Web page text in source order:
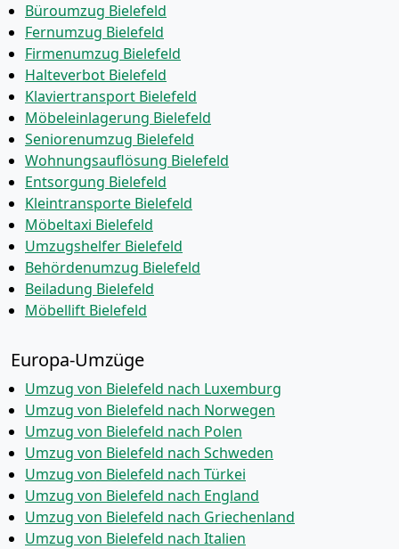
Büroumzug Bielefeld
Fernumzug Bielefeld
Firmenumzug Bielefeld
Halteverbot Bielefeld
Klaviertransport Bielefeld
Möbeleinlagerung Bielefeld
Seniorenumzug Bielefeld
Wohnungsauflösung Bielefeld
Entsorgung Bielefeld
Kleintransporte Bielefeld
Möbeltaxi Bielefeld
Umzugshelfer Bielefeld
Behördenumzug Bielefeld
Beiladung Bielefeld
Möbellift Bielefeld
Europa-Umzüge
Umzug von Bielefeld nach Luxemburg
Umzug von Bielefeld nach Norwegen
Umzug von Bielefeld nach Polen
Umzug von Bielefeld nach Schweden
Umzug von Bielefeld nach Türkei
Umzug von Bielefeld nach England
Umzug von Bielefeld nach Griechenland
Umzug von Bielefeld nach Italien